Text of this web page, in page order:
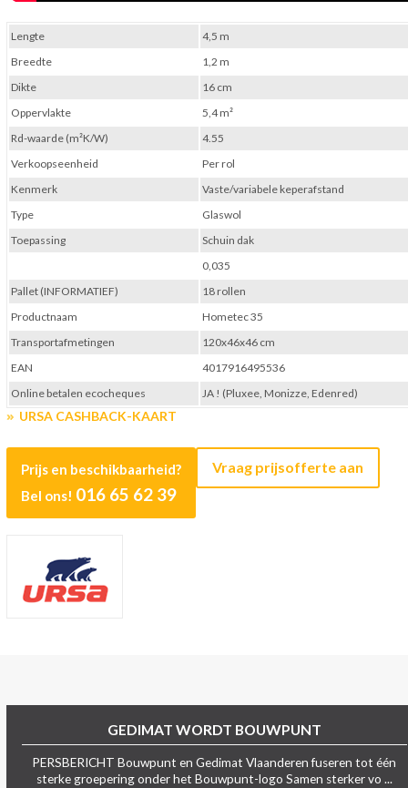
URSA CASHBACK-KAART
Prijs en beschikbaarheid?
Bel ons! 016 65 62 39
Vraag prijsofferte aan
Lengte
4,5 m
Breedte
1,2 m
Dikte
16 cm
Oppervlakte
5,4 m²
Rd-waarde (m²K/W)
4.55
Verkoopseenheid
Per rol
Kenmerk
Vaste/variabele keperafstand
Type
Glaswol
Toepassing
Schuin dak
0,035
Pallet (INFORMATIEF)
18 rollen
Productnaam
Hometec 35
Transportafmetingen
120x46x46 cm
EAN
4017916495536
Online betalen ecocheques
JA ! (Pluxee, Monizze, Edenred)
GEDIMAT WORDT BOUWPUNT
PERSBERICHT Bouwpunt en Gedimat Vlaanderen fuseren tot één
sterke groepering onder het Bouwpunt-logo Samen sterker vo ...